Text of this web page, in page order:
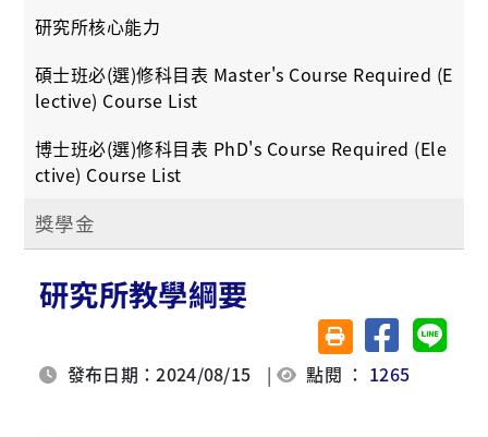
研究所核心能力
碩士班必(選)修科目表 Master's Course Required (E
lective) Course List
博士班必(選)修科目表 PhD's Course Required (Ele
ctive) Course List
獎學金
研究所教學綱要
友善列印(另開視窗)
分享至臉書分享
發布日期：2024/08/15 | 點閱 ： 1265